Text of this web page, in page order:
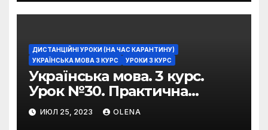
ДИСТАНЦІЙНІ УРОКИ (НА ЧАС КАРАНТИНУ)
УКРАЇНСЬКА МОВА 3 КУРС
УРОКИ 3 КУРС
Українська мова. 3 курс.
Урок №30. Практична
риторика. Оцінювальні
жанри. Характеристика
ИЮЛ 25, 2023 OLENA